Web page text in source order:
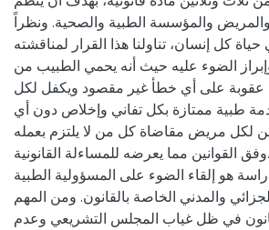
والمريض والمؤسسة الطبية والصحية. ونظراً
كل إنسان، تناولنا هذا القرار لمناقشته
وإبراز الضوء عليه حيث أنه يحمي الطبيب من
عقوبة على أي خطأ غير مقصود ويكفل لكل
طبية ممتازة بكل تفاني وإخلاص دون أي
لكل مريض مقاضاة كل من لا يلتزم بعمله
وفق القوانين مما يعرضه للمساءلة القانونية.
هو إلقاء الضوء على المسؤولية الطبية
والمدني الخاصة بالقانون. ومن المهم
في ظل غياب المجلس التشريعي وعدم